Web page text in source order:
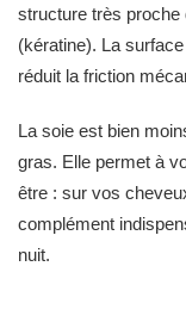
structure très proche
(kératine). La
réduit la friction
présèrve l'intégrité
La soie est bien
gras. Elle permet à
être : sur vos
complément
nuit.